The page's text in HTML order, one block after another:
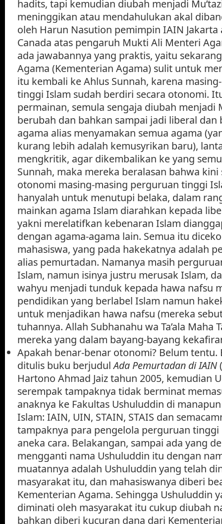
hadits, tapi kemudian diubah menjadi
meninggikan atau mendahulukan akal
oleh Harun Nasution pemimpin IAIN Jakarta
Canada atas pengaruh Mukti Ali Menteri
ada jawabannya yang praktis, yaitu
Agama (Kementerian Agama) sulit untuk
itu kembali ke Ahlus Sunnah, karena
tinggi Islam sudah berdiri secara otonomi.
permainan, semula sengaja diubah menjadi
berubah dan bahkan sampai jadi liberal dan
agama alias menyamakan semua agama
kurang lebih adalah kemusyrikan baru),
mengkritik, agar dikembalikan ke yang
Sunnah, maka mereka beralasan bahwa
otonomi masing-masing perguruan tinggi
hanyalah untuk menutupi belaka, dalam
mainkan agama Islam diarahkan kepada
yakni merelatifkan kebenaran Islam
dengan agama-agama lain. Semua itu
mahasiswa, yang pada hakekatnya adalah
alias pemurtadan. Namanya masih
Islam, namun isinya justru merusak Islam,
wahyu menjadi tunduk kepada hawa nafsu
pendidikan yang berlabel Islam namun
untuk menjadikan hawa nafsu (mereka
tuhannya. Allah Subhanahu wa Ta’ala Maha
mereka yang dalam bayang-bayang
Apakah benar-benar otonomi? Belum tentu.
ditulis buku berjudulAda Pemurtadan di IAIN
Hartono Ahmad Jaiz tahun 2005, kemudian
serempak tampaknya tidak berminat
anaknya ke Fakultas Ushuluddin di
Islam: IAIN, UIN, STAIN, STAIS dan
tampaknya para pengelola perguruan
aneka cara. Belakangan, sampai ada yang
mengganti nama Ushuluddin itu dengan
muatannya adalah Ushuluddin yang telah
masyarakat itu, dan mahasiswanya diberi
Kementerian Agama. Sehingga Ushuluddin
diminati oleh masyarakat itu cukup diubah
bahkan diberi kucuran dana dari